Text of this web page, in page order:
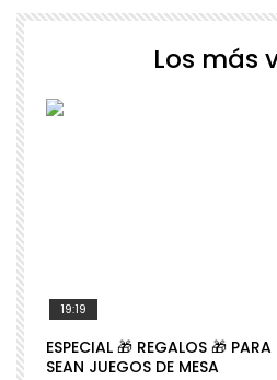
Los más
19:19
ESPECIAL 🎁 REGALOS 🎁
SEAN JUEGOS DE MESA